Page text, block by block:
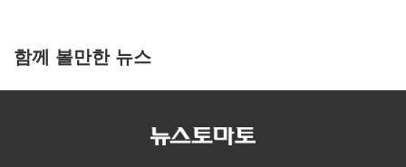
함께 볼만한 뉴스